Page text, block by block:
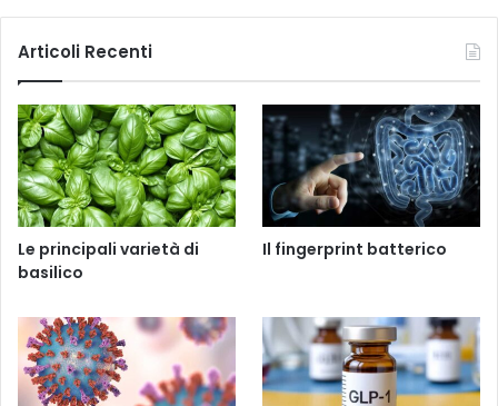
Articoli Recenti
Le principali varietà di
basilico
Il fingerprint batterico